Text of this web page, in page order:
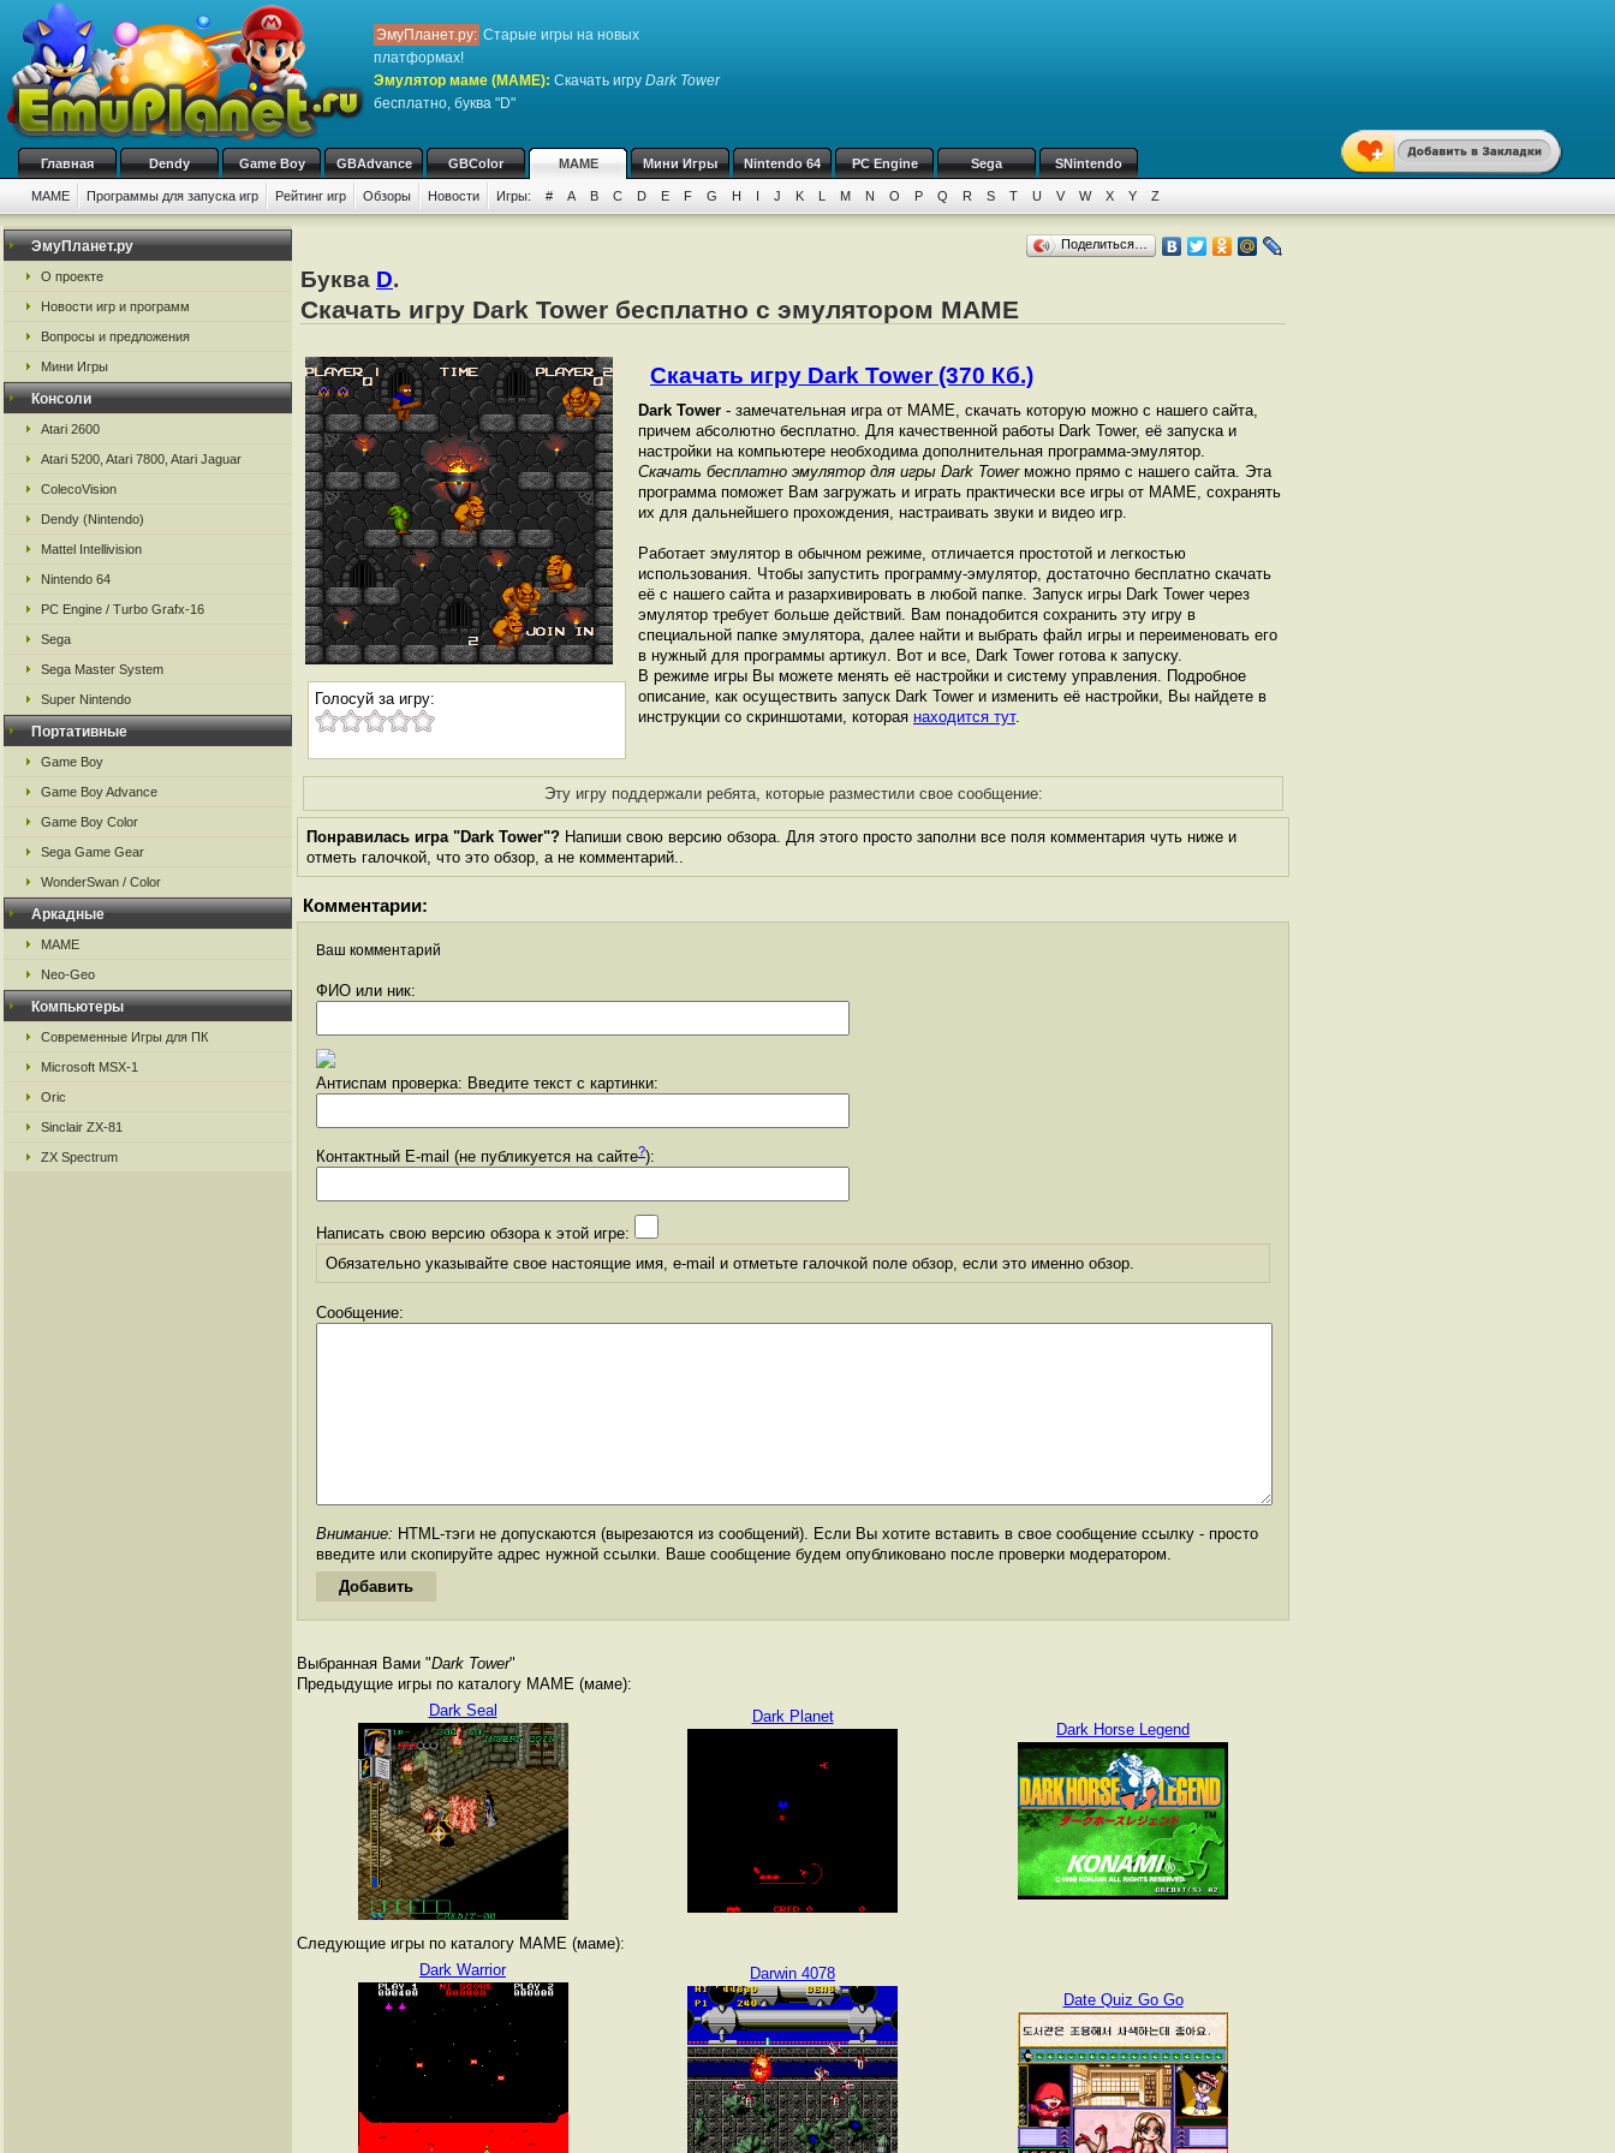
ЭмуПланет.ру: Старые игры на новых
платформах!
Эмулятор маме (MAME): Скачать игру Dark Tower
бесплатно, буква "D"
Главная Dendy Game Boy GBAdvance GBColor MAME Мини Игры Nintendo 64 PC Engine Sega SNintendo
MAME Программы для запуска игр Рейтинг игр Обзоры Новости Игры: # A B C D E F G H I J K L M N O P Q R S T U V W X Y Z
ЭмуПланет.ру
О проекте
Новости игр и программ
Вопросы и предложения
Мини Игры
Консоли
Atari 2600
Atari 5200, Atari 7800, Atari Jaguar
ColecoVision
Dendy (Nintendo)
Mattel Intellivision
Nintendo 64
PC Engine / Turbo Grafx-16
Sega
Sega Master System
Super Nintendo
Портативные
Game Boy
Game Boy Advance
Game Boy Color
Sega Game Gear
WonderSwan / Color
Аркадные
MAME
Neo-Geo
Компьютеры
Современные Игры для ПК
Microsoft MSX-1
Oric
Sinclair ZX-81
ZX Spectrum
Поделиться…
Буква D.
Скачать игру Dark Tower бесплатно с эмулятором MAME
Голосуй за игру:
Скачать игру Dark Tower (370 Кб.)
Dark Tower - замечательная игра от МАМЕ, скачать которую можно с нашего сайта,
причем абсолютно бесплатно. Для качественной работы Dark Tower, её запуска и
настройки на компьютере необходима дополнительная программа-эмулятор.
Скачать бесплатно эмулятор для игры Dark Towerможно прямо с нашего сайта. Эта
программа поможет Вам загружать и играть практически все игры от МАМЕ, сохранять
их для дальнейшего прохождения, настраивать звуки и видео игр.
Работает эмулятор в обычном режиме, отличается простотой и легкостью
использования. Чтобы запустить программу-эмулятор, достаточно бесплатно скачать
её с нашего сайта и разархивировать в любой папке. Запуск игры Dark Tower через
эмулятор требует больше действий. Вам понадобится сохранить эту игру в
специальной папке эмулятора, далее найти и выбрать файл игры и переименовать его
в нужный для программы артикул. Вот и все, Dark Tower готова к запуску.
В режиме игры Вы можете менять её настройки и систему управления. Подробное
описание, как осуществить запуск Dark Tower и изменить её настройки, Вы найдете в
инструкции со скриншотами, которая находится тут.
Эту игру поддержали ребята, которые разместили свое сообщение:
Понравилась игра "Dark Tower"? Напиши свою версию обзора. Для этого просто заполни все поля комментария чуть ниже и
отметь галочкой, что это обзор, а не комментарий..
Комментарии:
Ваш комментарий
ФИО или ник:
Антиспам проверка: Введите текст с картинки:
Контактный E-mail (не публикуется на сайте?):
Написать свою версию обзора к этой игре:
Обязательно указывайте свое настоящие имя, e-mail и отметьте галочкой поле обзор, если это именно обзор.
Сообщение:
Внимание: HTML-тэги не допускаются (вырезаются из сообщений). Если Вы хотите вставить в свое сообщение ссылку - просто
введите или скопируйте адрес нужной ссылки. Ваше сообщение будем опубликовано после проверки модератором.
Выбранная Вами "Dark Tower"
Предыдущие игры по каталогу MAME (маме):
Dark Seal
Dark Planet
Dark Horse Legend
Следующие игры по каталогу MAME (маме):
Dark Warrior
Darwin 4078
Date Quiz Go Go